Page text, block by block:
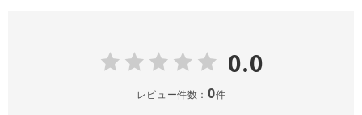
0.0
レビュー件数： 0件